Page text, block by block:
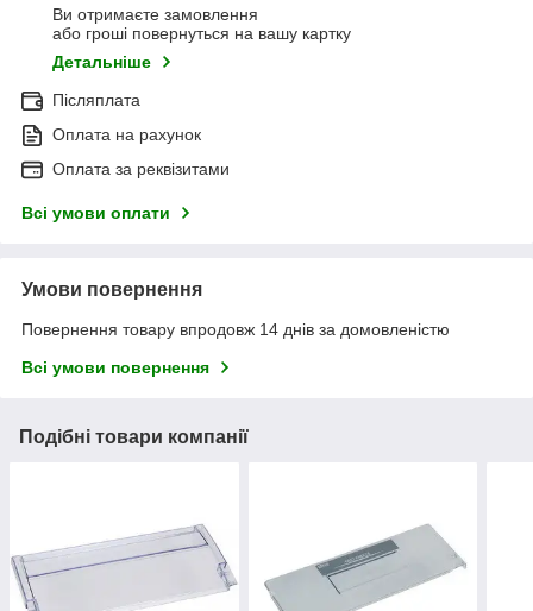
Ви отримаєте замовлення
або гроші повернуться на вашу картку
Детальніше
Післяплата
Оплата на рахунок
Оплата за реквізитами
Всі умови оплати
Умови повернення
Повернення товару впродовж 14 днів за домовленістю
Всі умови повернення
Подібні товари компанії